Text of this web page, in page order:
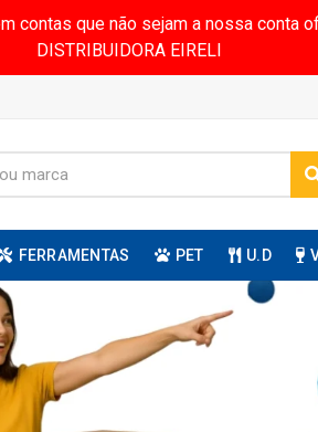
contas que não sejam a nossa conta
DISTRIBUIDORA EIRELI
FERRAMENTAS PET U.D